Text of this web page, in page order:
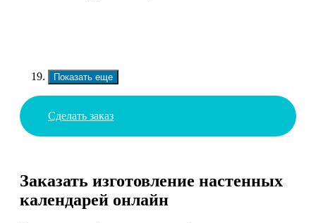
Показать еще
Сделать заказ
Заказать изготовление настенных
календарей онлайн